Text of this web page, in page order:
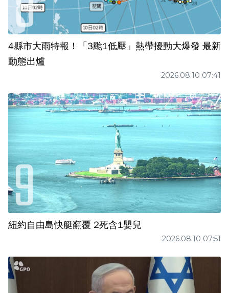
4縣市大雨特報！「3颱1低壓」熱帶擾動大爆發 最新
動態出爐
2026.08.10 07:41
紐約自由島快艇翻覆 2死含1嬰兒
2026.08.10 07:51